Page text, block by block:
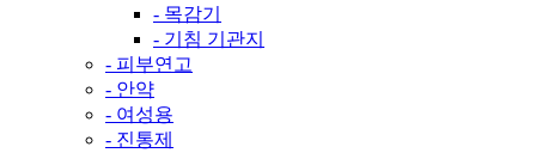
- 목감기
- 기침 기관지
- 피부연고
- 안약
- 여성용
- 진통제